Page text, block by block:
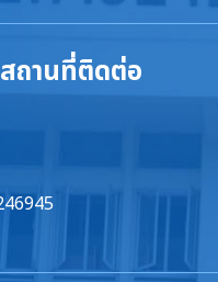
สถานที่ติดต่อ